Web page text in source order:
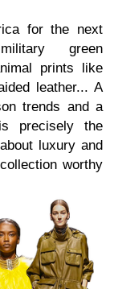
for the next
green
prints like
leather... A
trends and a
precisely the
luxury and
worthy